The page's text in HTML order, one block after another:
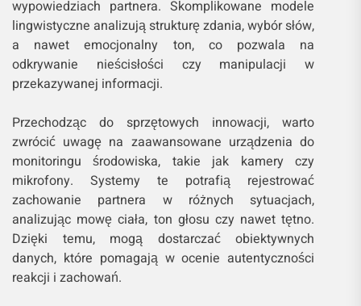
wypowiedziach partnera. Skomplikowane modele
lingwistyczne analizują strukturę zdania, wybór słów,
a nawet emocjonalny ton, co pozwala na
odkrywanie nieścisłości czy manipulacji w
przekazywanej informacji.
Przechodząc do sprzętowych innowacji, warto
zwrócić uwagę na zaawansowane urządzenia do
monitoringu środowiska, takie jak kamery czy
mikrofony. Systemy te potrafią rejestrować
zachowanie partnera w różnych sytuacjach,
analizując mowę ciała, ton głosu czy nawet tętno.
Dzięki temu, mogą dostarczać obiektywnych
danych, które pomagają w ocenie autentyczności
reakcji i zachowań.